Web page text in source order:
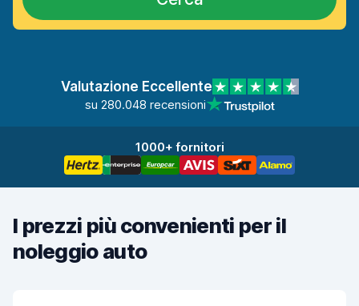
Valutazione Eccellente
su 280.048 recensioni
1000+ fornitori
I prezzi più convenienti per il
noleggio auto